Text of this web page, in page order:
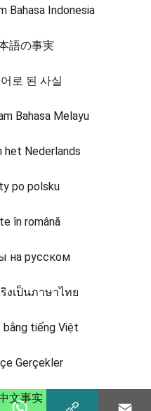
Indonesia
語の事実
로 된 사실
Bahasa Melayu
Nederlands
po polsku
în română
русском
เป็นภาษาไทย
tiếng Việt
Gerçekler
文事实